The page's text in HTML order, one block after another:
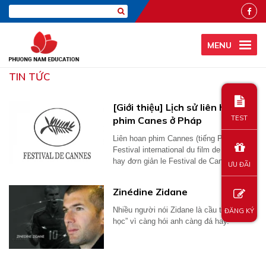
MENU
TIN TỨC
[Giới thiệu] Lịch sử liên hoan
phim Canes ở Pháp
Liên hoan phim Cannes (tiếng Pháp: le
Festival international du film de Cannes
hay đơn giản le Festival de Cannes) là...
Zinédine Zidane
Nhiều người nói Zidane là cầu thủ “bác
học” vì càng hói anh càng đá hay.
TEST
ƯU ĐÃI
ĐĂNG KÝ